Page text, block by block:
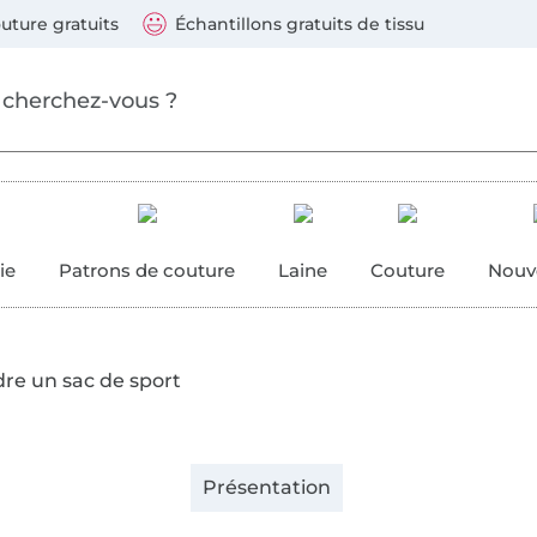
gratuits Échantillons gratuits de tissu
Patrons de couture Laine Couture
un sac de sport
Présentation
suivants : Visa, Mastercard, Carte bleue, PayPal,